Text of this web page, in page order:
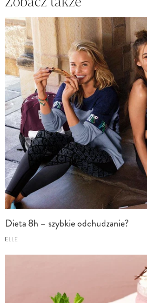
Dieta 8h – szybkie odchudzanie?
ELLE